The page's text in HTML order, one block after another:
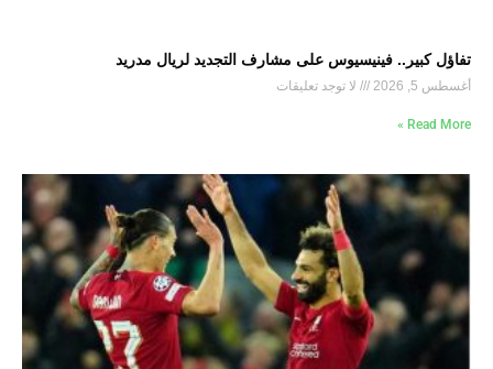
تفاؤل كبير.. فينيسيوس على مشارف التجديد لريال مدريد
أغسطس 5, 2026 لا توجد تعليقات
Read More »